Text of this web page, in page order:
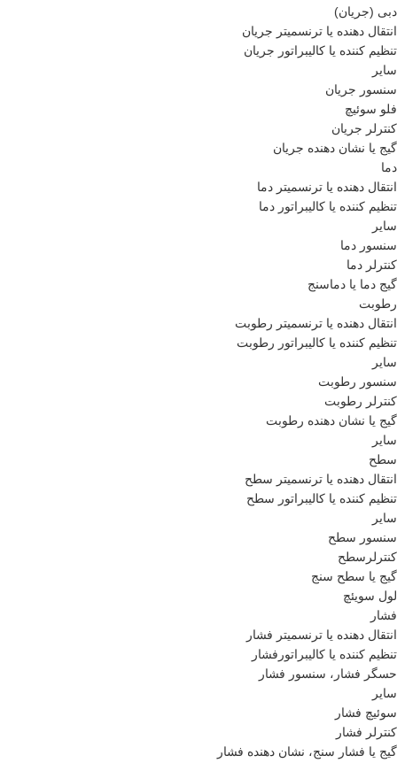
دبی (جریان)
انتقال دهنده یا ترنسمیتر جریان
تنظیم کننده یا کالیبراتور جریان
سایر
سنسور جریان
فلو سوئیچ
کنترلر جریان
گیج یا نشان دهنده جریان
دما
انتقال دهنده یا ترنسمیتر دما
تنظیم کننده یا کالیبراتور دما
سایر
سنسور دما
کنترلر دما
گیج دما یا دماسنج
رطوبت
انتقال دهنده یا ترنسمیتر رطوبت
تنظیم کننده یا کالیبراتور رطوبت
سایر
سنسور رطوبت
کنترلر رطوبت
گیج یا نشان دهنده رطوبت
سایر
سطح
انتقال دهنده یا ترنسمیتر سطح
تنظیم کننده یا کالیبراتور سطح
سایر
سنسور سطح
کنترلرسطح
گیج یا سطح سنج
لول سویئچ
فشار
انتقال دهنده یا ترنسمیتر فشار
تنظیم کننده یا کالیبراتورفشار
حسگر فشار، سنسور فشار
سایر
سوئیچ فشار
کنترلر فشار
گیج یا فشار سنج، نشان دهنده فشار